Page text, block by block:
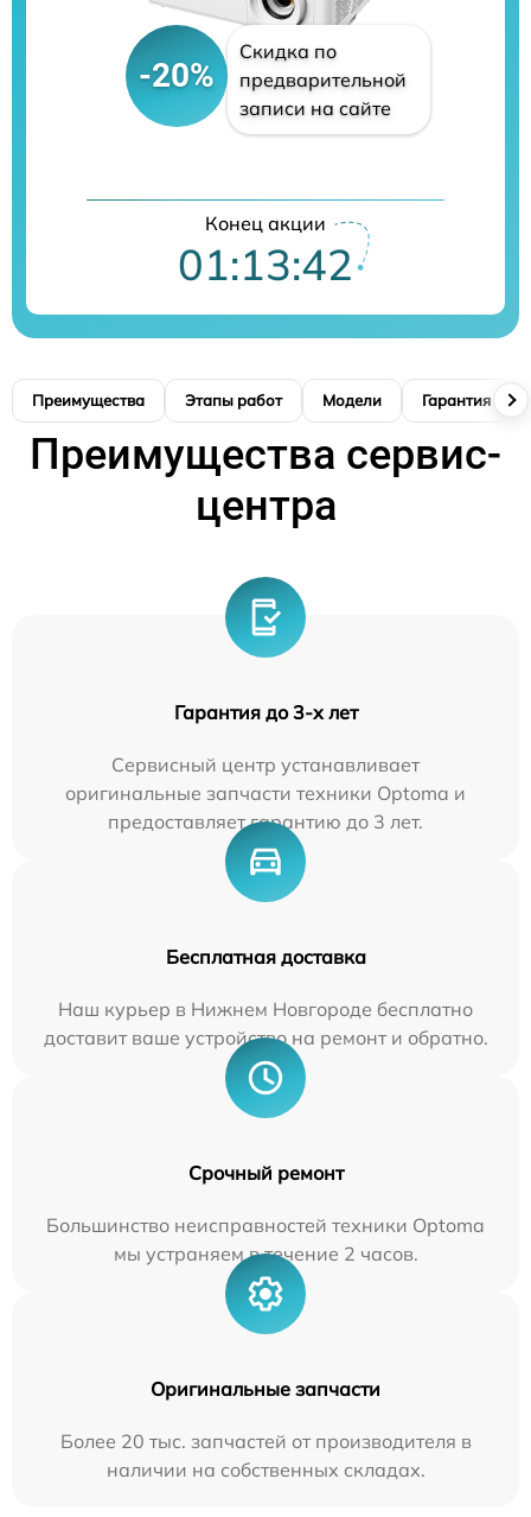
-20%
Скидка по
предварительной
записи на сайте
Конец акции
01:13:41
Преимущества Этапы работ Модели Гарантия
Преимущества сервис-
центра
Гарантия до 3-х лет
Сервисный центр устанавливает
оригинальные запчасти техники Optoma и
предоставляет гарантию до 3 лет.
Бесплатная доставка
Наш курьер в Нижнем Новгороде бесплатно
доставит ваше устройство на ремонт и обратно.
Срочный ремонт
Большинство неисправностей техники Optoma
мы устраняем в течение 2 часов.
Оригинальные запчасти
Более 20 тыс. запчастей от производителя в
наличии на собственных складах.